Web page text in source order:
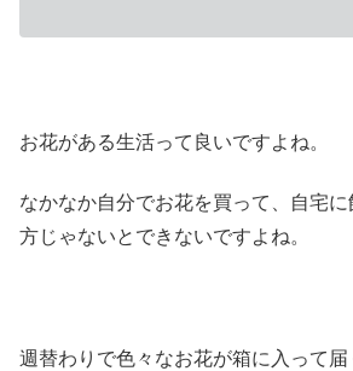
お花がある生活って良いですよね。
なかなか自分でお花を買って、自宅
方じゃないとできないですよね。
週替わりで色々なお花が箱に入って